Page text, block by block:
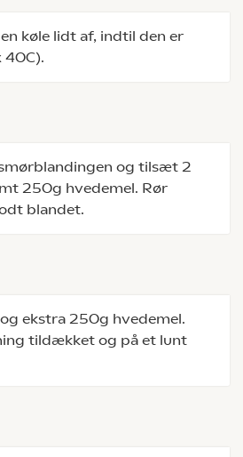
køle lidt af, indtil den er
40C).
og tilsæt 2
250g hvedemel. Rør
blandet.
ekstra 250g hvedemel.
tildækket og på et lunt